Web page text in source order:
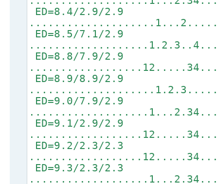
ED=8.4/2.9/2.9
ED=8.5/7.1/2.9
ED=8.8/7.9/2.9
ED=8.9/8.9/2.9
ED=9.0/7.9/2.9
ED=9.1/2.9/2.9
ED=9.2/2.3/2.3
ED=9.3/2.3/2.3